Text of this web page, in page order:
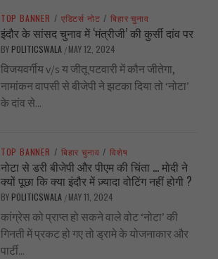
TOP BANNER / एडिटर्स नोट / बिहार चुनाव
इंदौर के सांसद चुनाव में ‘मंत्रीजी’ की कुर्सी दांव पर
BY POLITICSWALA / MAY 12, 2024
विजयवर्गीय v/s य जीतू पटवारी में कौन जीतेगा,
नामांकन वापसी से बीजेपी ने झटका दिया तो ‘नोटा’
के दांव से...
TOP BANNER / बिहार चुनाव / विशेष
नोटा से डरी बीजेपी और पीएम की चिंता … मोदी ने
क्यों पूछा कि क्या इंदौर में ज़्यादा वोटिंग नहीं होगी ?
BY POLITICSWALA / MAY 11, 2024
कांग्रेस को प्राप्त हो सकने वाले वोट ‘नोटा’ की
गिनती में प्रकट हो गए तो ड्रामे के योजनाकार और
पार्टी...